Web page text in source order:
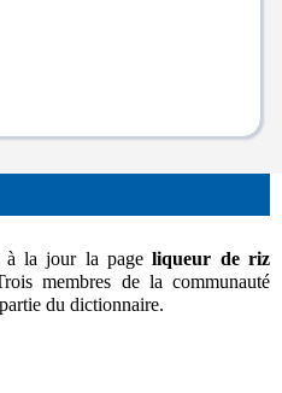
à la jour la pageliqueur de riz
membres de la communauté
du dictionnaire.